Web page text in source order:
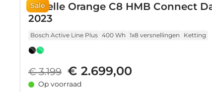
Sale
Gazelle Orange C8 HMB Connect
2023
Bosch Active Line Plus 400 Wh 1x8 versnellingen Ketting
€ 3.199 € 2.699,00
Op voorraad